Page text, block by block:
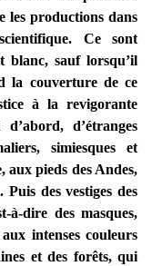
les productions dans
Ce sont
blanc, sauf lorsqu’il
la couverture de ce
à la revigorante
d’étranges
simiesques et
aux pieds des Andes,
des vestiges des
à-dire des masques,
intenses couleurs
et des forêts, qui